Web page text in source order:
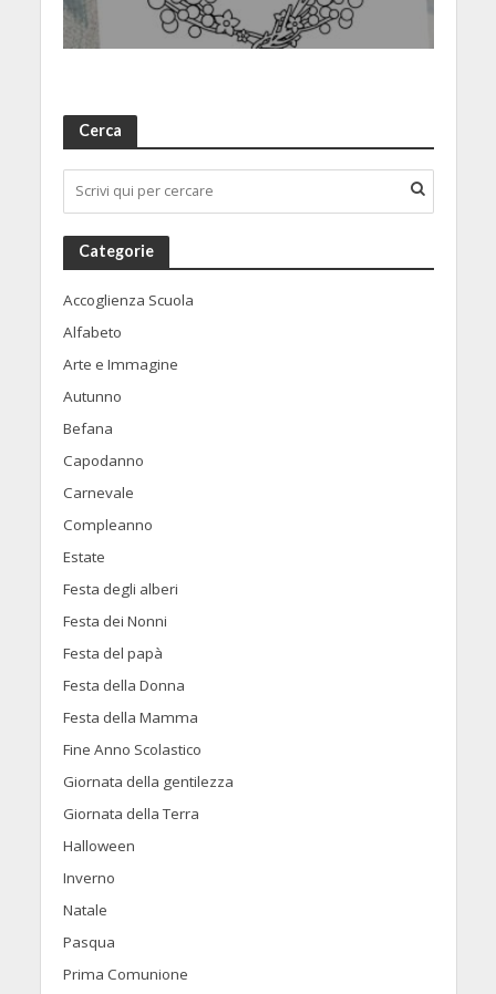
Cerca
Categorie
Accoglienza Scuola
Alfabeto
Arte e Immagine
Autunno
Befana
Capodanno
Carnevale
Compleanno
Estate
Festa degli alberi
Festa dei Nonni
Festa del papà
Festa della Donna
Festa della Mamma
Fine Anno Scolastico
Giornata della gentilezza
Giornata della Terra
Halloween
Inverno
Natale
Pasqua
Prima Comunione